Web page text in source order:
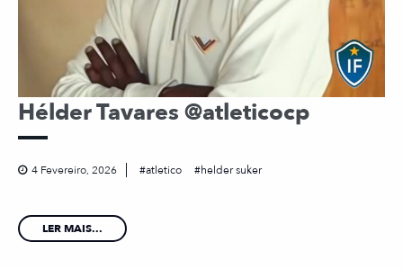
Hélder Tavares @atleticocp
4 Fevereiro, 2026 atletico helder suker
LER MAIS...